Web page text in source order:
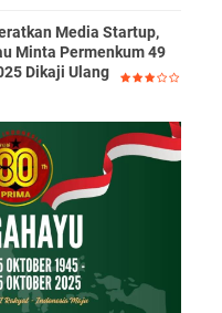
Media Startup,
Minta Permenkum 49
Dikaji Ulang